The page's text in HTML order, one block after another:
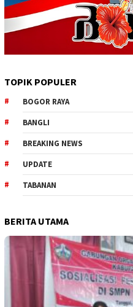
TOPIK POPULER
BOGOR RAYA
BANGLI
BREAKING NEWS
UPDATE
TABANAN
BERITA UTAMA